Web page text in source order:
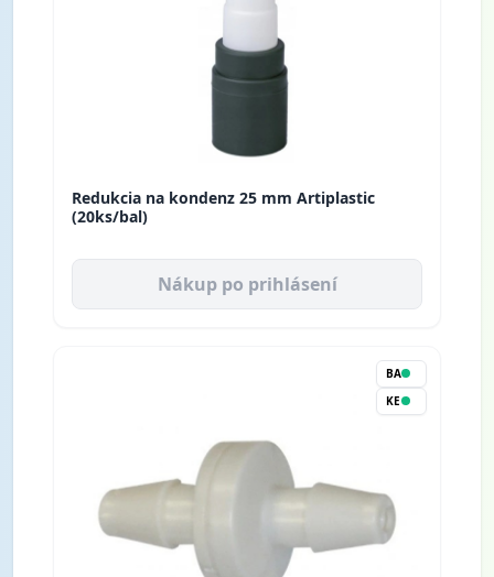
Redukcia na kondenz 25 mm Artiplastic
(20ks/bal)
Nákup po prihlásení
BA
KE